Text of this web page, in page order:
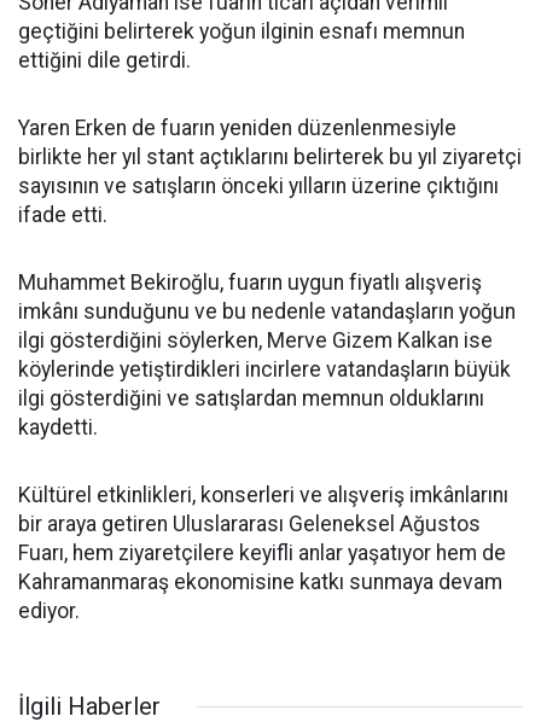
geçtiğini belirterek yoğun ilginin esnafı memnun
ettiğini dile getirdi.
Yaren Erken de fuarın yeniden düzenlenmesiyle
birlikte her yıl stant açtıklarını belirterek bu yıl ziyaretçi
sayısının ve satışların önceki yılların üzerine çıktığını
ifade etti.
Muhammet Bekiroğlu, fuarın uygun fiyatlı alışveriş
imkânı sunduğunu ve bu nedenle vatandaşların yoğun
ilgi gösterdiğini söylerken, Merve Gizem Kalkan ise
köylerinde yetiştirdikleri incirlere vatandaşların büyük
ilgi gösterdiğini ve satışlardan memnun olduklarını
kaydetti.
Kültürel etkinlikleri, konserleri ve alışveriş imkânlarını
bir araya getiren Uluslararası Geleneksel Ağustos
Fuarı, hem ziyaretçilere keyifli anlar yaşatıyor hem de
Kahramanmaraş ekonomisine katkı sunmaya devam
ediyor.
İlgili Haberler